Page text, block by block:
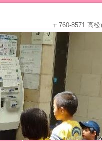
〒760-8571 高